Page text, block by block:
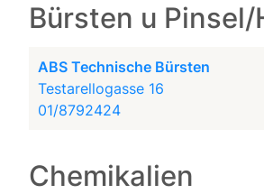
Bürsten u Pinsel/
ABS Technische Bürsten
Testarellogasse 16
01/8792424
Chemikalien